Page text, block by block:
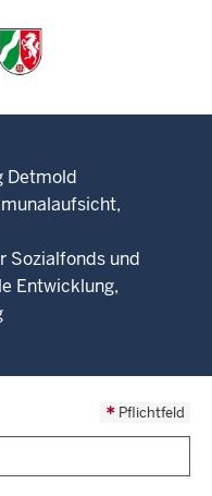
Detmold
Sozialfonds und
Entwicklung,
Pflichtfeld